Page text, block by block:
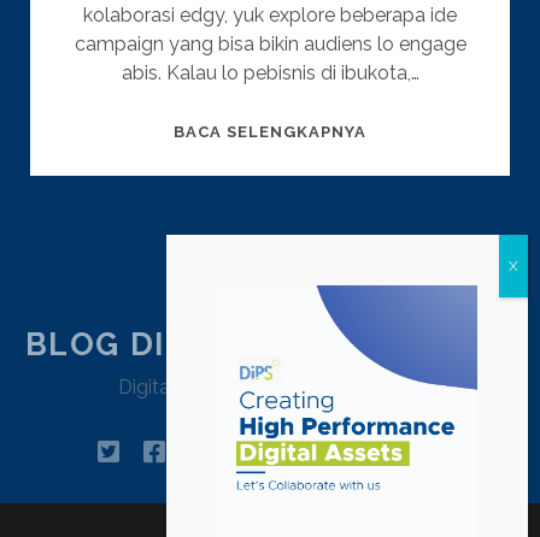
kolaborasi edgy, yuk explore beberapa ide
campaign yang bisa bikin audiens lo engage
abis. Kalau lo pebisnis di ibukota,…
BACA SELENGKAPNYA
LIBURAN
BLOG DIPSTRATEGY JAKARTA
Digital Agency Jakarta – Indonesia
twitterfacebookinstagram
linkedin
tiktokpinterest
youtube